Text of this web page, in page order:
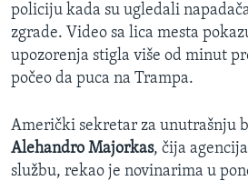
policiju kada su ugledali
zgrade. Video sa lica mesta
upozorenja stigla više od minut
počeo da puca na Trampa.
Američki sekretar za unutrašnju
Alehandro Majorkas, čija
službu, rekao je novinarima u